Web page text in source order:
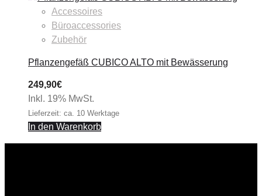
Accessoires
Büroaccessories
Zubehör
Pflanzengefäß CUBICO ALTO mit Bewässerung
249,90€
Inkl. 19% MwSt.
Lieferzeit: ca. 10 Werktage
In den Warenkorb